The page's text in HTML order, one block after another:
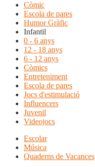
Còmic
Escola de pares
Humor Gràfic
Infantil
0 - 6 anys
12 - 18 anys
6 - 12 anys
Còmics
Entreteniment
Escola de pares
Jocs d'estimulació
Influencers
Juvenil
Videojocs
Escolar
Música
Quaderns de Vacances